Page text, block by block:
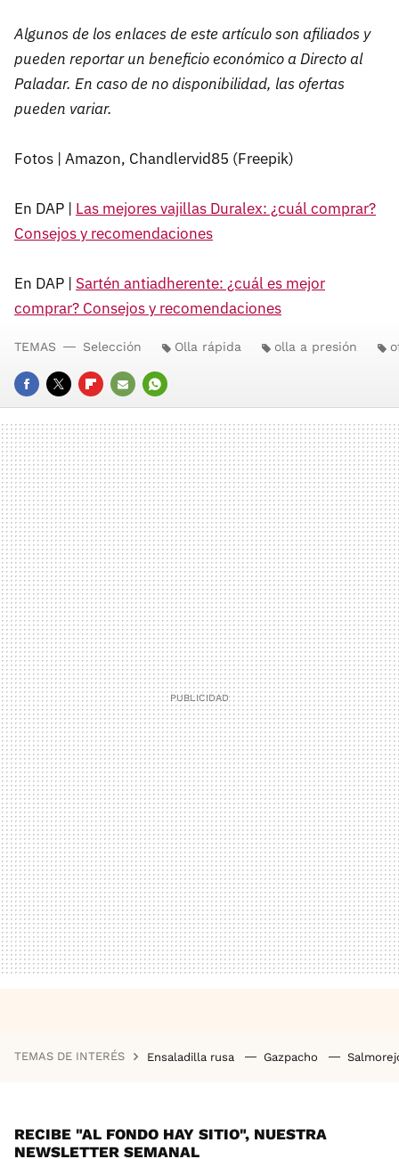
Algunos de los enlaces de este artículo son afiliados y
pueden reportar un beneficio económico a Directo al
Paladar. En caso de no disponibilidad, las ofertas
pueden variar.
Fotos | Amazon, Chandlervid85 (Freepik)
En DAP | Las mejores vajillas Duralex: ¿cuál comprar?
Consejos y recomendaciones
En DAP | Sartén antiadherente: ¿cuál es mejor
comprar? Consejos y recomendaciones
FACEBOOK
TWITTERFLIPBOARD
E-
MAIL
WHATSAPP
TEMAS Selección Olla rápida olla a presión
TEMAS DE INTERÉS Ensaladilla rusa Gazpacho
RECIBE "AL FONDO HAY SITIO", NUESTRA
NEWSLETTER SEMANAL